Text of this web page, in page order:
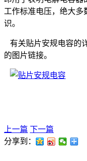
工作标准电压，绝大
识。
有关贴片安规电容的
的图片链接。
上一篇 下一篇
分享到：